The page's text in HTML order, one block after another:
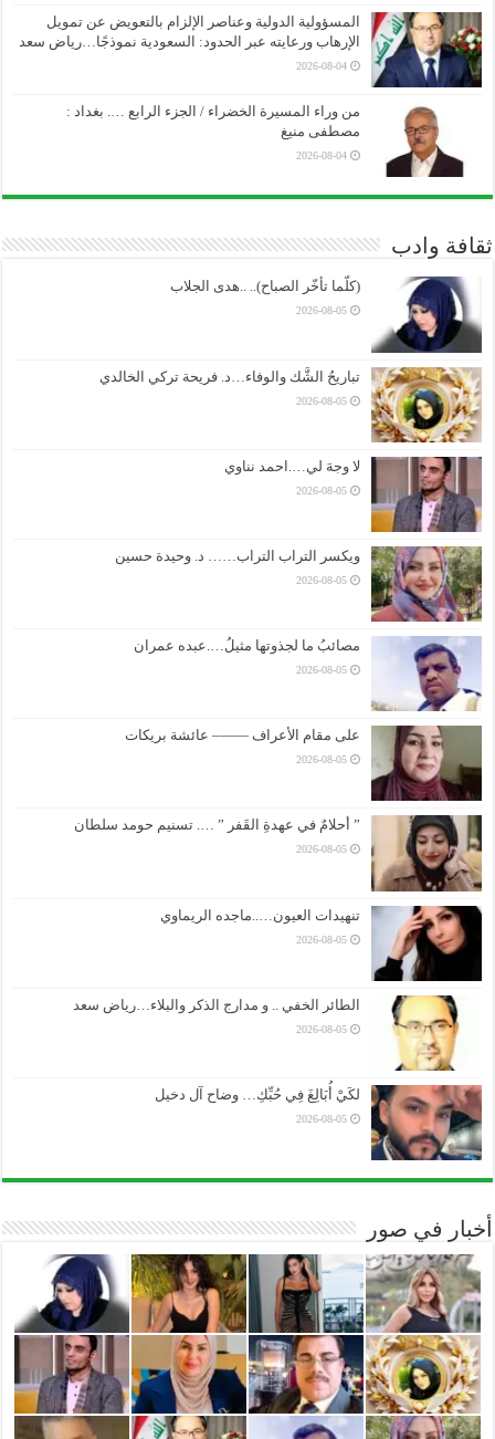
المسؤولية الدولية وعناصر الإلزام بالتعويض عن تمويل
الإرهاب ورعايته عبر الحدود: السعودية نموذجًا…رياض سعد
2026-08-04
من وراء المسيرة الخضراء / الجزء الرابع …. بغداد :
مصطفى منيغ
2026-08-04
ثقافة وادب
(كلّما تأخّر الصباح).. ..هدى الجلاب
2026-08-05
تباريحُ الشَّك والوفاء…د. فريحة تركي الخالدي
2026-08-05
لا وجهَ لي….احمد نناوي
2026-08-05
ويكسر التراب التراب…… د. وحيدة حسين
2026-08-05
مصائبُ ما لجذوتها مثيلُ….عبده عمران
2026-08-05
على مقام الأعراف ——– عائشة بريكات
2026-08-05
” أحلامٌ في عهدةِ القَفر ” …. تسنيم حومد سلطان
2026-08-05
تنهيدات العيون…..ماجده الريماوي
2026-08-05
الطائر الخفي .. و مدارج الذكر والبلاء…رياض سعد
2026-08-05
لكَيْ أُبَالِغَ فِي حُبِّكِ… وضاح آل دخيل
2026-08-05
أخبار في صور